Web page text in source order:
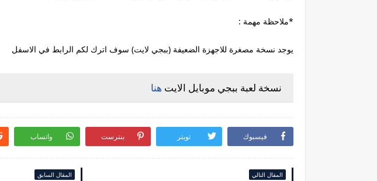
*ملاحظة مهمة :
يوجد نسخة مصغرة للاجهزة الضعيفة (ببجي لايت) سوف اترك لكم الرابط في الاسفل
نسخة لعبة ببجي موبايل الايت هنا
فيسبوك تويتر بنترست واتساب
المقال التالي المقال السابق